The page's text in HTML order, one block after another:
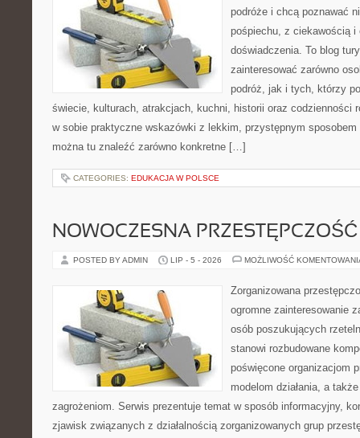
podróże i chcą poznawać
pośpiechu, z ciekawością i
doświadczenia. To blog
zainteresować zarówno
podróż, jak i tych, którzy
świecie, kulturach, atrakcjach, kuchni, historii oraz codzienności
w sobie praktyczne wskazówki z lekkim, przystępnym
można tu znaleźć zarówno konkretne […]
CATEGORIES: EDUKACJA W POLSCE
NOWOCZESNA PRZESTĘPCZOŚĆ
POSTED BY ADMIN LIP - 5 - 2026 MOŻLIWOŚĆ
Zorganizowana
ogromne zainteresowanie
osób poszukujących
stanowi rozbudowane
poświęcone organizacjom
modelom działania, a
zagrożeniom. Serwis prezentuje temat w sposób informacyjny,
zjawisk związanych z działalnością zorganizowanych grup